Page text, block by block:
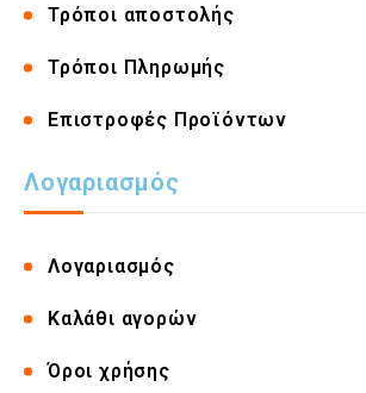
Τρόποι αποστολής
Τρόποι Πληρωμής
Επιστροφές Προϊόντων
Λογαριασμός
Λογαριασμός
Καλάθι αγορών
Όροι χρήσης